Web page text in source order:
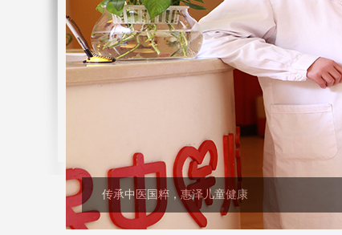
传承中医国粹，惠泽儿童健康